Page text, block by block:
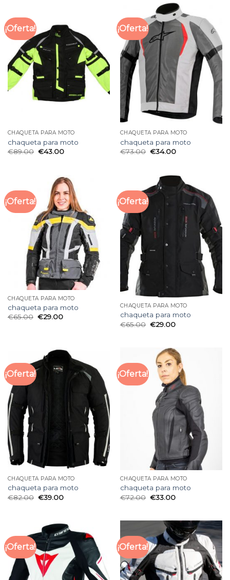
¡Oferta!
CHAQUETA PARA MOTO
chaqueta para moto
€89.00 €43.00
¡Oferta!
CHAQUETA PARA MOTO
chaqueta para moto
€73.00 €34.00
¡Oferta!
CHAQUETA PARA MOTO
chaqueta para moto
€65.00 €29.00
¡Oferta!
CHAQUETA PARA MOTO
chaqueta para moto
€65.00 €29.00
¡Oferta!
CHAQUETA PARA MOTO
chaqueta para moto
€82.00 €39.00
¡Oferta!
CHAQUETA PARA MOTO
chaqueta para moto
€72.00 €33.00
¡Oferta! ¡Oferta!